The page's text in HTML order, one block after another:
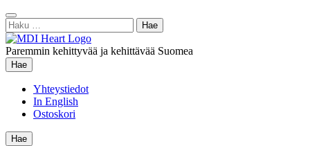
Siirry
sisältöön
Sulje
hae
Haku:
Paremmin kehittyvää ja kehittävää Suomea
Hae
Hae
Yhteystiedot
In English
Ostoskori
Hae